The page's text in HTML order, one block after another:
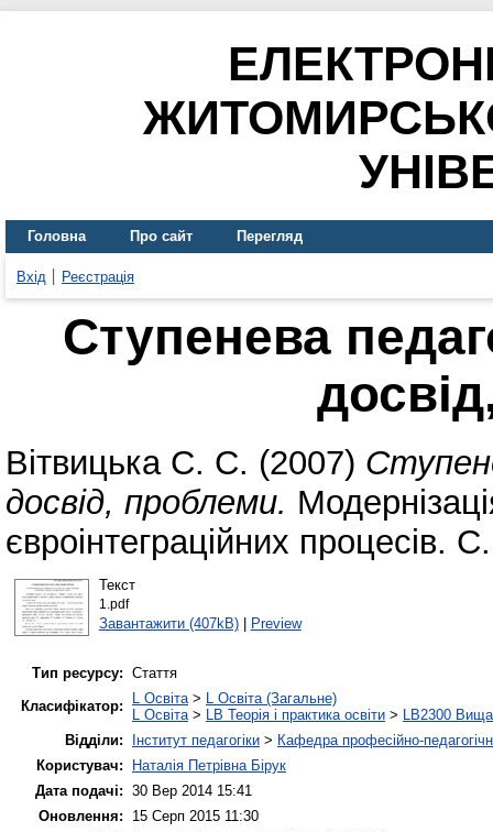
Головна Про сайт Перегляд
Вхід Реєстрація
Ступенева
Вітвицька С. С. (2007)
досвід, проблеми.
євроінтеграційних процесів.
Текст
1.pdf
Завантажити (407kB)| Preview
Тип ресурсу: Стаття
Класифікатор:
L Освіта> L Освіта (Загальне)
L Освіта> LB Теорія і практика освіти > LB2300 Вища
Відділи:
Інститут педагогіки > Кафедра професійно-
Користувач:
Наталія Петрівна Бірук
Дата подачі: 30 Вер 2014 15:41
Оновлення:
15 Серп 2015 11:30